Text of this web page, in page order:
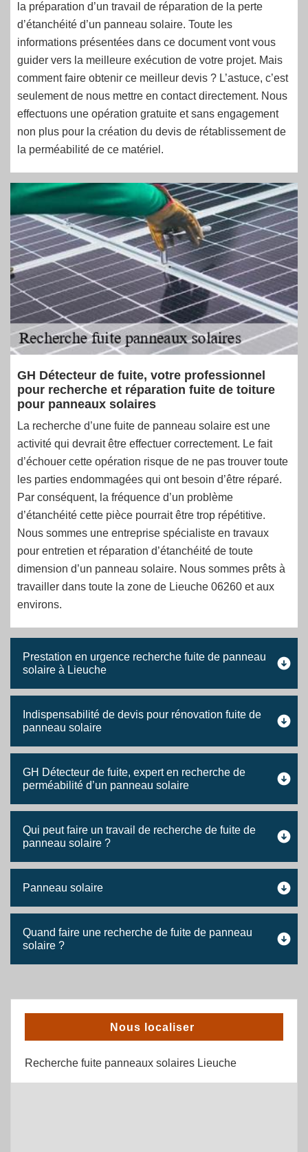
la préparation d’un travail de réparation de la perte
d’étanchéité d’un panneau solaire. Toute les
informations présentées dans ce document vont vous
guider vers la meilleure exécution de votre projet. Mais
comment faire obtenir ce meilleur devis ? L’astuce, c’est
seulement de nous mettre en contact directement. Nous
effectuons une opération gratuite et sans engagement
non plus pour la création du devis de rétablissement de
la perméabilité de ce matériel.
GH Détecteur de fuite, votre professionnel
pour recherche et réparation fuite de toiture
pour panneaux solaires
La recherche d’une fuite de panneau solaire est une
activité qui devrait être effectuer correctement. Le fait
d’échouer cette opération risque de ne pas trouver toute
les parties endommagées qui ont besoin d’être réparé.
Par conséquent, la fréquence d’un problème
d’étanchéité cette pièce pourrait être trop répétitive.
Nous sommes une entreprise spécialiste en travaux
pour entretien et réparation d’étanchéité de toute
dimension d’un panneau solaire. Nous sommes prêts à
travailler dans toute la zone de Lieuche 06260 et aux
environs.
Prestation en urgence recherche fuite de panneau
solaire à Lieuche
Indispensabilité de devis pour rénovation fuite de
panneau solaire
GH Détecteur de fuite, expert en recherche de
perméabilité d’un panneau solaire
Qui peut faire un travail de recherche de fuite de
panneau solaire ?
Panneau solaire
Quand faire une recherche de fuite de panneau
solaire ?
Nous localiser
Recherche fuite panneaux solaires Lieuche